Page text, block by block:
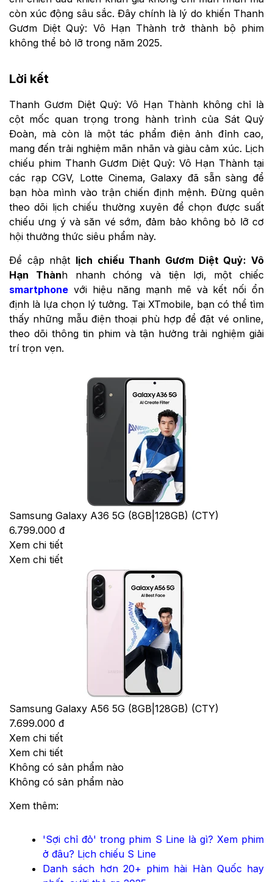
còn xúc động sâu sắc. Đây chính là lý do khiến Thanh
Gươm Diệt Quỷ: Vô Hạn Thành trở thành bộ phim
không thể bỏ lỡ trong năm 2025.
Lời kết
Thanh Gươm Diệt Quỷ: Vô Hạn Thành không chỉ là
cột mốc quan trọng trong hành trình của Sát Quỷ
Đoàn, mà còn là một tác phẩm điện ảnh đỉnh cao,
mang đến trải nghiệm mãn nhãn và giàu cảm xúc. Lịch
chiếu phim Thanh Gươm Diệt Quỷ: Vô Hạn Thành tại
các rạp CGV, Lotte Cinema, Galaxy đã sẵn sàng để
bạn hòa mình vào trận chiến định mệnh. Đừng quên
theo dõi lịch chiếu thường xuyên để chọn được suất
chiếu ưng ý và săn vé sớm, đảm bảo không bỏ lỡ cơ
hội thưởng thức siêu phẩm này.
Để cập nhật lịch chiếu Thanh Gươm Diệt Quỷ: Vô
Hạn Thành nhanh chóng và tiện lợi, một chiếc
smartphone với hiệu năng mạnh mẽ và kết nối ổn
định là lựa chọn lý tưởng. Tại XTmobile, bạn có thể tìm
thấy những mẫu điện thoại phù hợp để đặt vé online,
theo dõi thông tin phim và tận hưởng trải nghiệm giải
trí trọn vẹn.
Samsung Galaxy A36 5G (8GB|128GB) (CTY)
6.799.000 đ
Xem chi tiết
Xem chi tiết
Samsung Galaxy A56 5G (8GB|128GB) (CTY)
7.699.000 đ
Xem chi tiết
Xem chi tiết
Không có sản phẩm nào
Không có sản phẩm nào
Xem thêm:
'Sợi chỉ đỏ' trong phim S Line là gì? Xem phim
ở đâu? Lịch chiếu S Line
Danh sách hơn 20+ phim hài Hàn Quốc hay